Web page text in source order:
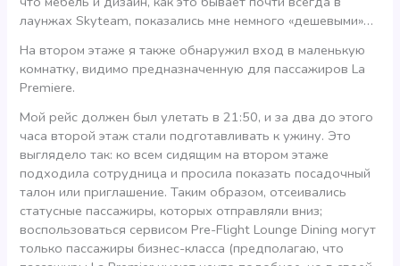
лаунжах Skyteam, показались мне немного «дешевыми»…
На втором этаже я также обнаружил вход в маленькую
комнатку, видимо предназначенную для пассажиров La
Premiere.
Мой рейс должен был улетать в 21:50, и за два до этого
часа второй этаж стали подготавливать к ужину. Это
выглядело так: ко всем сидящим на втором этаже
подходила сотрудница и просила показать посадочный
талон или приглашение. Таким образом, отсеивались
статусные пассажиры, которых отправляли вниз;
воспользоваться сервисом Pre-Flight Lounge Dining могут
только пассажиры бизнес-класса (предполагаю, что